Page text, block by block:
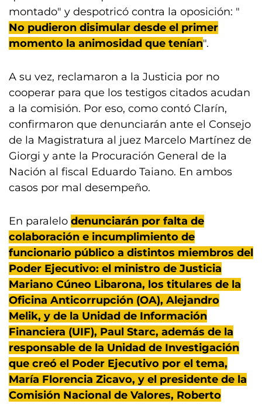
montado" y despotricó contra la oposición: "
No pudieron disimular desde el primer
momento la animosidad que tenían".
A su vez, reclamaron a la Justicia por no
cooperar para que los testigos citados acudan
a la comisión. Por eso, como contó Clarín,
confirmaron que denunciarán ante el Consejo
de la Magistratura al juez Marcelo Martínez de
Giorgi y ante la Procuración General de la
Nación al fiscal Eduardo Taiano. En ambos
casos por mal desempeño.
En paralelo denunciarán por falta de
colaboración e incumplimiento de
funcionario público a distintos miembros del
Poder Ejecutivo: el ministro de Justicia
Mariano Cúneo Libarona, los titulares de la
Oficina Anticorrupción (OA), Alejandro
Melik, y de la Unidad de Información
Financiera (UIF), Paul Starc, además de la
responsable de la Unidad de Investigación
que creó el Poder Ejecutivo por el tema,
María Florencia Zicavo, y el presidente de la
Comisión Nacional de Valores, Roberto